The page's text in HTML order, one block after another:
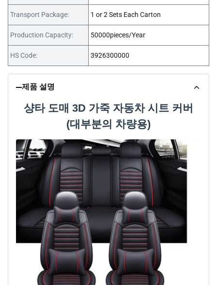
Transport Package: 1 or 2 Sets Each Carton
Production Capacity: 50000pieces/Year
HS Code: 3926300000
제품 설명
샹타 도매 3D 가죽 자동차 시트 커버
(대부분의 차량용)